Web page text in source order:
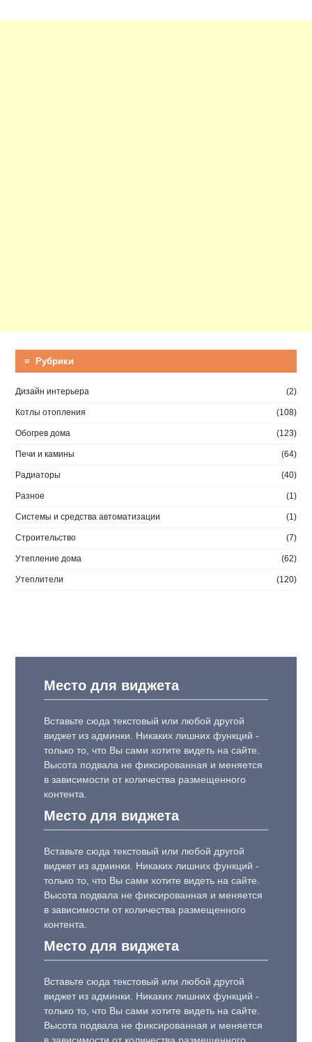
≡ Рубрики
Дизайн интерьера (2)
Котлы отопления (108)
Обогрев дома (123)
Печи и камины (64)
Радиаторы (40)
Разное (1)
Системы и средства автоматизации (1)
Строительство (7)
Утепление дома (62)
Утеплители (120)
Место для виджета
Вставьте сюда текстовый или любой другой
виджет из админки. Никаких лишних функций -
только то, что Вы сами хотите видеть на сайте.
Высота подвала не фиксированная и меняется
в зависимости от количества размещенного
контента.
Место для виджета
Вставьте сюда текстовый или любой другой
виджет из админки. Никаких лишних функций -
только то, что Вы сами хотите видеть на сайте.
Высота подвала не фиксированная и меняется
в зависимости от количества размещенного
контента.
Место для виджета
Вставьте сюда текстовый или любой другой
виджет из админки. Никаких лишних функций -
только то, что Вы сами хотите видеть на сайте.
Высота подвала не фиксированная и меняется